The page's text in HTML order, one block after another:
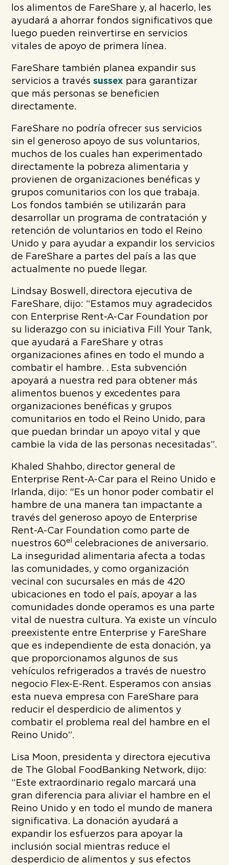
los alimentos de FareShare y, al hacerlo, les
ayudará a ahorrar fondos significativos que
luego pueden reinvertirse en servicios
vitales de apoyo de primera línea.
FareShare también planea expandir sus
servicios a travéssussex para garantizar
que más personas se beneficien
directamente.
FareShare no podría ofrecer sus servicios
sin el generoso apoyo de sus voluntarios,
muchos de los cuales han experimentado
directamente la pobreza alimentaria y
provienen de organizaciones benéficas y
grupos comunitarios con los que trabaja.
Los fondos también se utilizarán para
desarrollar un programa de contratación y
retención de voluntarios en todo el Reino
Unido y para ayudar a expandir los servicios
de FareShare a partes del país a las que
actualmente no puede llegar.
Lindsay Boswell, directora ejecutiva de
FareShare, dijo: “Estamos muy agradecidos
con Enterprise Rent-A-Car Foundation por
su liderazgo con su iniciativa Fill Your Tank,
que ayudará a FareShare y otras
organizaciones afines en todo el mundo a
combatir el hambre. . Esta subvención
apoyará a nuestra red para obtener más
alimentos buenos y excedentes para
organizaciones benéficas y grupos
comunitarios en todo el Reino Unido, para
que puedan brindar un apoyo vital y que
cambie la vida de las personas necesitadas”.
Khaled Shahbo, director general de
Enterprise Rent-A-Car para el Reino Unido e
Irlanda, dijo: "Es un honor poder combatir el
hambre de una manera tan impactante a
través del generoso apoyo de Enterprise
Rent-A-Car Foundation como parte de
nuestros 60el
celebraciones de aniversario.
La inseguridad alimentaria afecta a todas
las comunidades, y como organización
vecinal con sucursales en más de 420
ubicaciones en todo el país, apoyar a las
comunidades donde operamos es una parte
vital de nuestra cultura. Ya existe un vínculo
preexistente entre Enterprise y FareShare
que es independiente de esta donación, ya
que proporcionamos algunos de sus
vehículos refrigerados a través de nuestro
negocio Flex-E-Rent. Esperamos con ansias
esta nueva empresa con FareShare para
reducir el desperdicio de alimentos y
combatir el problema real del hambre en el
Reino Unido”.
Lisa Moon, presidenta y directora ejecutiva
de The Global FoodBanking Network, dijo:
“Este extraordinario regalo marcará una
gran diferencia para aliviar el hambre en el
Reino Unido y en todo el mundo de manera
significativa. La donación ayudará a
expandir los esfuerzos para apoyar la
inclusión social mientras reduce el
desperdicio de alimentos y sus efectos